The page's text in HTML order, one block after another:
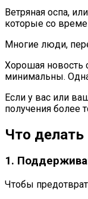
Ветряная оспа,
которые со
Многие люди,
Хорошая новость
минимальны.
Если у вас или
получения более
Что делать
1.
Чтобы